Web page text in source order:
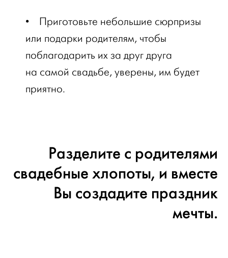
•
Приготовьте небольшие сюрпризы
или подарки родителям, чтобы
поблагодарить их за друг друга
на самой свадьбе, уверены, им будет
приятно.
Разделите с родителями
свадебные хлопоты, и вместе
Вы создадите праздник
мечты.